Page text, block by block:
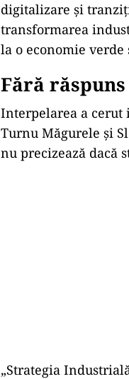
digitalizare și
transformarea
la o economie verde
Fără
Interpelarea a cerut
Turnu Măgurele și
nu precizează dacă
„Strategia